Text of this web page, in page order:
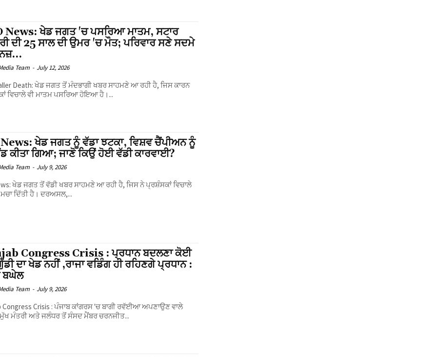
News: ਖੇਡ ਜਗਤ 'ਚ ਪਸਰਿਆ ਮਾਤਮ, ਸਟਾਰ
ਦੀ 25 ਸਾਲ ਦੀ ਉਮਰ 'ਚ ਮੌਤ; ਪਰਿਵਾਰ ਸਣੇ ਸਦਮੇ
Team - July 12, 2026
Death: ਖੇਡ ਜਗਤ ਤੋਂ ਮੰਦਭਾਗੀ ਖਬਰ ਸਾਹਮਣੇ ਆ ਰਹੀ ਹੈ, ਜਿਸ ਕਾਰਨ
ਵਿਚਾਲੇ ਵੀ ਮਾਤਮ ਪਸਰਿਆ ਹੋਇਆ ਹੈ।...
ਖੇਡ ਜਗਤ ਨੂੰ ਵੱਡਾ ਝਟਕਾ, ਵਿਸ਼ਵ ਚੈਂਪੀਅਨ ਨੂੰ
ਕੀਤਾ ਗਿਆ; ਜਾਣੋ ਕਿਉਂ ਹੋਈ ਵੱਡੀ ਕਾਰਵਾਈ?
Team - July 9, 2026
ਖੇਡ ਜਗਤ ਤੋਂ ਵੱਡੀ ਖਬਰ ਸਾਹਮਣੇ ਆ ਰਹੀ ਹੈ, ਜਿਸ ਨੇ ਪ੍ਰਸ਼ੰਸਕਾਂ ਵਿਚਾਲੇ
ਦਿੱਤੀ ਹੈ। ਦਰਅਸਲ,...
Congress Crisis : ਪ੍ਰਧਾਨ ਬਦਲਣਾ ਕੋਈ
ਦਾ ਖੇਡ ਨਹੀਂ ,ਰਾਜਾ ਵਡਿੰਗ ਹੀ ਰਹਿਣਗੇ ਪ੍ਰਧਾਨ :
ਬਘੇਲ
Team - July 9, 2026
Congress Crisis : ਪੰਜਾਬ ਕਾਂਗਰਸ 'ਚ ਬਾਗੀ ਰਵੱਈਆ ਅਪਣਾਉਣ ਵਾਲੇ
ਮੁੱਖ ਮੰਤਰੀ ਅਤੇ ਜਲੰਧਰ ਤੋਂ ਸੰਸਦ ਮੈਂਬਰ ਚਰਨਜੀਤ...